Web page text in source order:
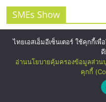
SMEs Show
ไทยเอสเอ็มอีเซ็นเตอร์ ใช้คุกกี้เ
อ่านนโยบายคุ้มครองข้อมูลส่วน
คุกกี้